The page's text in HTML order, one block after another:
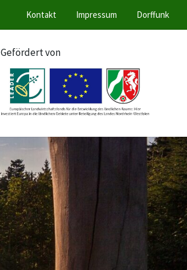
Kontakt Impressum Dorffunk
Gefördert von